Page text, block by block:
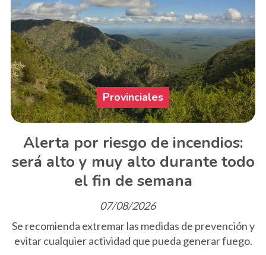
Alerta por riesgo de incendios:
será alto y muy alto durante todo
el fin de semana
Provinciales
07/08/2026
Se recomienda extremar las medidas de prevención y
evitar cualquier actividad que pueda generar fuego.